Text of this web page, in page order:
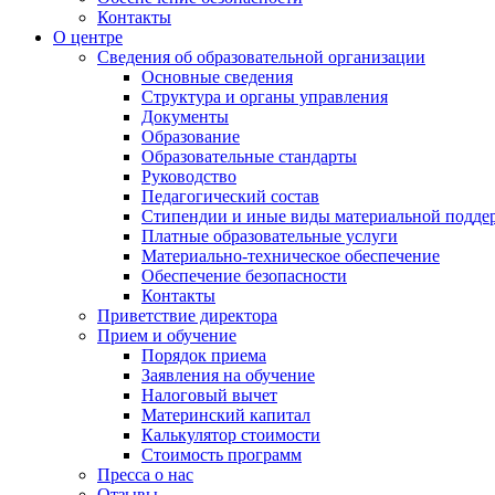
Контакты
О центре
Сведения об образовательной организации
Основные сведения
Структура и органы управления
Документы
Образование
Образовательные стандарты
Руководство
Педагогический состав
Стипендии и иные виды материальной
Платные образовательные услуги
Материально-техническое обеспечение
Обеспечение безопасности
Контакты
Приветствие директора
Прием и обучение
Порядок приема
Заявления на обучение
Налоговый вычет
Материнский капитал
Калькулятор стоимости
Стоимость программ
Пресса о нас